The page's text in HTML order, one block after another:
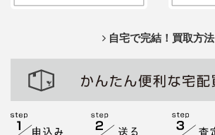
自宅で完結！買取方法